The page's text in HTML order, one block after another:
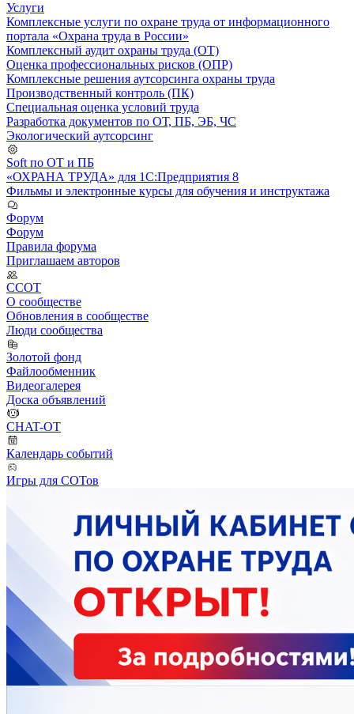
Услуги
Комплексные услуги по охране труда от информационного
портала «Охрана труда в России»
Комплексный аудит охраны труда (ОТ)
Оценка профессиональных рисков (ОПР)
Комплексные решения аутсорсинга охраны труда
Производственный контроль (ПК)
Специальная оценка условий труда
Разработка документов по ОТ, ПБ, ЭБ, ЧС
Экологический аутсорсинг
Soft по ОТ и ПБ
«ОХРАНА ТРУДА» для 1С:Предприятия 8
Фильмы и электронные курсы для обучения и инструктажа
Форум
Форум
Правила форума
Приглашаем авторов
ССОТ
О сообществе
Обновления в сообществе
Люди сообщества
Золотой фонд
Файлообменник
Видеогалерея
Доска объявлений
CHAT-OT
Календарь событий
Игры для СОТов